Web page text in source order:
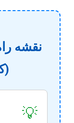
نقشه
💡